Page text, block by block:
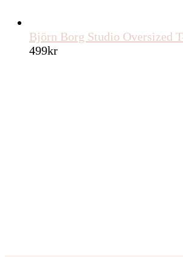
Björn Borg Studio Oversized
499kr